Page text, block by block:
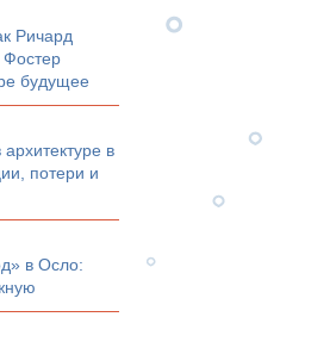
Ричард
будущее
в
потери и
в Осло: